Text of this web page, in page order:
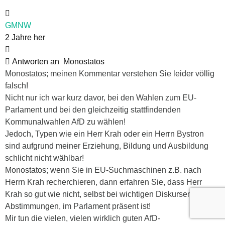
GMNW
2 Jahre her
Antworten an
Monostatos
Monostatos; meinen Kommentar verstehen Sie leider völlig
falsch!
Nicht nur ich war kurz davor, bei den Wahlen zum EU-
Parlament und bei den gleichzeitig stattfindenden
Kommunalwahlen AfD zu wählen!
Jedoch, Typen wie ein Herr Krah oder ein Herrn Bystron
sind aufgrund meiner Erziehung, Bildung und Ausbildung
schlicht nicht wählbar!
Monostatos; wenn Sie in EU-Suchmaschinen z.B. nach
Herrn Krah recherchieren, dann erfahren Sie, dass Herr
Krah so gut wie nicht, selbst bei wichtigen Diskursen und
Abstimmungen, im Parlament präsent ist!
Mir tun die vielen, vielen wirklich guten AfD-